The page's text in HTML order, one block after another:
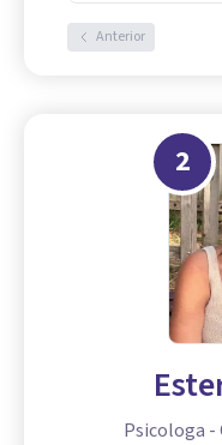
Anterior
2
Psicologa -